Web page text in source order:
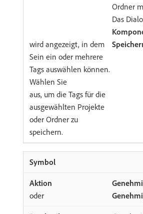
Ordner
Das
wird angezeigt, in dem
Sein ein oder mehrere
Tags auswählen können.
Wählen Sie
aus, um die Tags für die
ausgewählten Projekte
oder Ordner zu
speichern.
oder